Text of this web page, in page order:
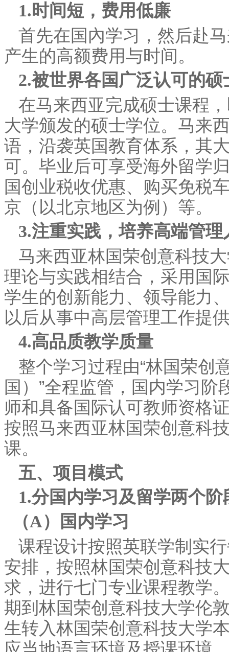
1.时间短，费用低廉
首先在国內学习，然后赴
产生的高额费用与时间。
2.被世界各国广泛认可的硕
在马来西亚完成硕士课程
大学颁发的硕士学位。马来
语，沿袭英国教育体系，其
可。毕业后可享受海外留学
国创业税收优惠、购买免税
京（以北京地区为例）等。
3.注重实践，培养高端管理
马来西亚林国荣创意科技
理论与实践相结合，采用国
学生的创新能力、领导能力
以后从事中高层管理工作提
4.高品质教学质量
整个学习过程由“林国荣创
国）”全程监管，国内学习
师和具备国际认可教师资格
按照马来西亚林国荣创意科
课。
五、项目模式
1.分国内学习及留学两个阶
（A）国内学习
课程设计按照英联学制实
安排，按照林国荣创意科技
求，进行七门专业课程教学
期到林国荣创意科技大学伦
生转入林国荣创意科技大学